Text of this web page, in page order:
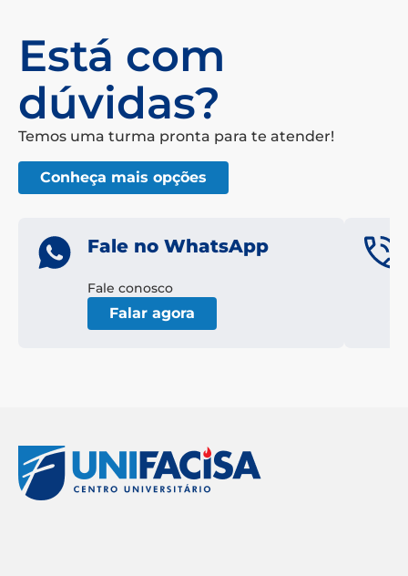
Está com
dúvidas?
Temos uma turma pronta para te atender!
Conheça mais opções
Fale no WhatsApp
Fale conosco
Falar agora